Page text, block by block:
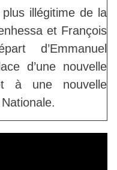
illégitime de la
et François
d’Emmanuel
d’une nouvelle
à une nouvelle